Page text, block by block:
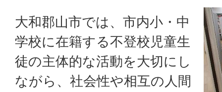
大和郡山市では、市内小・中
学校に在籍する不登校児童生
徒の主体的な活動を大切にし
ながら、社会性や相互の人間